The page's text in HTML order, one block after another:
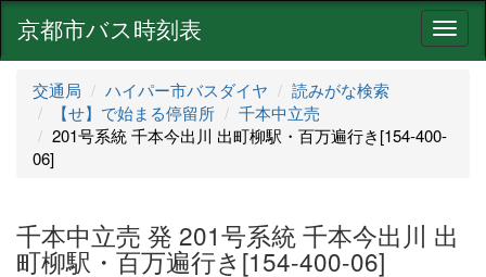
ナ
ビ
ョ
京都市バス時刻表
交通局 ハイパー市バスダイヤ
読みがな検索
【せ】で始まる停留所
千本中立売
201号系統 千本今出川 出町柳駅・百万遍行き[154-400-
06]
千本中立売 発 201号系統 千本今出川 出
町柳駅・百万遍行き[154-400-06]